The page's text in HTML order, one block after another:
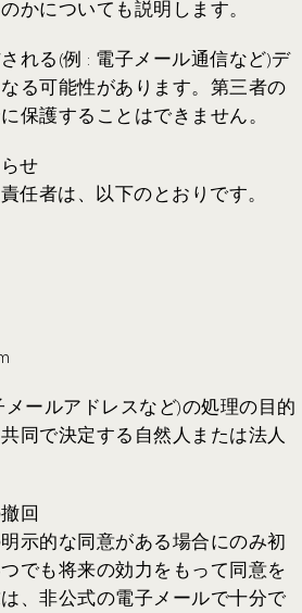
かについても説明します。
れる(例 : 電子メール通信など)デ
る可能性があります。第三者の
保護することはできません。
せ
任者は、以下のとおりです。
ールアドレスなど)の処理の目的
同で決定する自然人または法人
回
示的な同意がある場合にのみ初
でも将来の効力をもって同意を
、非公式の電子メールで十分で